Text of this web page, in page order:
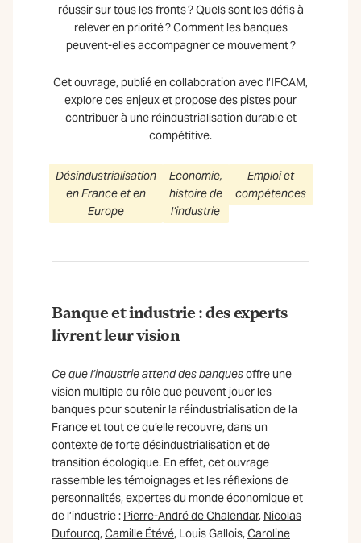
réussir sur tous les fronts ? Quels sont les défis à
relever en priorité ? Comment les banques
peuvent-elles accompagner ce mouvement ?
Cet ouvrage, publié en collaboration avec l’IFCAM,
explore ces enjeux et propose des pistes pour
contribuer à une réindustrialisation durable et
compétitive.
Désindustrialisation
en France et en
Europe
Economie,
histoire de
l’industrie
Emploi et
compétences
Banque et industrie : des experts
livrent leur vision
Ce que l’industrie attend des banquesoffre une
vision multiple du rôle que peuvent jouer les
banques pour soutenir la réindustrialisation de la
France et tout ce qu’elle recouvre, dans un
contexte de forte désindustrialisation et de
transition écologique. En effet, cet ouvrage
rassemble les témoignages et les réflexions de
personnalités, expertes du monde économique et
de l’industrie : Pierre-André de Chalendar, Nicolas
Dufourcq,Camille Étévé, Louis Gallois,Caroline